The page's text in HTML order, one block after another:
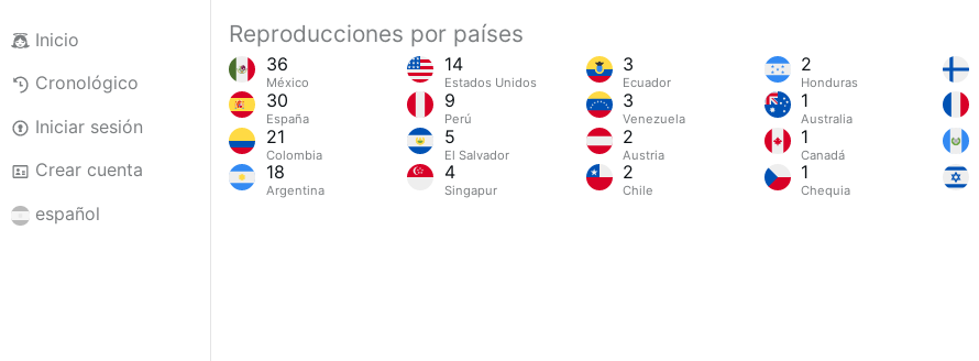
Inicio
Cronológico
Iniciar sesión
Crear cuenta
español
Reproducciones por países
36
México
30
España
21
Colombia
18
Argentina
14
Estados Unidos
9
Perú
5
El Salvador
4
Singapur
3
Ecuador
3
Venezuela
2
Austria
2
Chile
2
Honduras
1
Australia
1
Canadá
1
Chequia